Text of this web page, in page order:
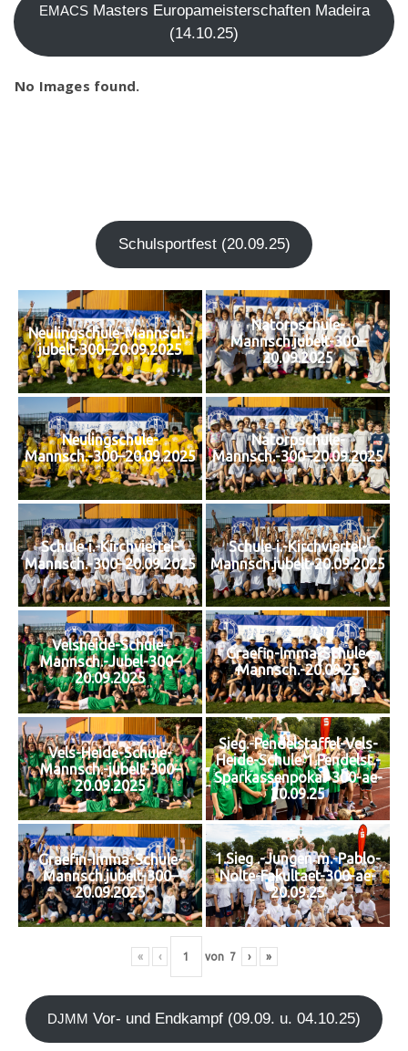
EMACSMas­ters Euro­pa­meis­ter­schaf­ten Madei­ra
(14.10.25)
No Images found.
Schul­sport­fest (20.09.25)
Neulingschule-Mannsch.-
jubelt-300–20.09.2025
Natorpschule-
Mannsch.jubelt-300–
20.09.2025
Neulingschule-
Mannsch.-300–20.09.2025
Natorpschule-
Mannsch.-300–20.09.2025
Schule‑i.-Kirchviertel-
Mannsch.-300–20.09.2025
Schule‑i.-Kirchviertel-
Mannsch.jubelt-20.09.2025
Velsheide-Schule-
Mannsch.-Jubel-300–
20.09.2025
Graefin-Imma-Schule-
Mannsch.-20.09.25
Vels-Heide-Schule-
Mannsch.-jubelt-300–
20.09.2025
Sieg.-Pendelstaffel-Vels-
Heide-Schule‑1.Pendelst.-
Sparkassenpokal-300-ae-
20.09.25
Graefin-Imma-Schule-
Mannsch.jubelt-300–
20.09.2025
1.Sieg .-Jungen‑m.-Pablo-
Nolte-Fakultaet-300-ae-
20.09.25
« ‹ von 7 › »
DJMM Vor- und End­kampf (09.09. u. 04.10.25)